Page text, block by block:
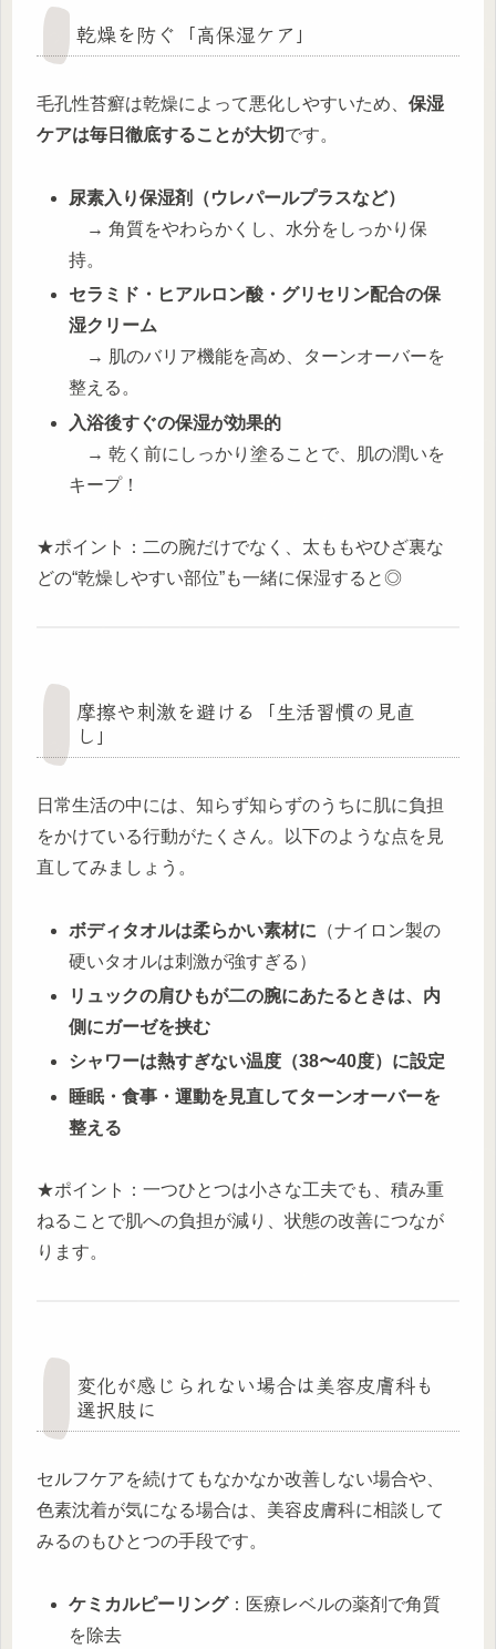
乾燥を防ぐ「高保湿ケア」
毛孔性苔癬は乾燥によって悪化しやすいため、 保湿
ケアは毎日徹底することが大切 です。
尿素入り保湿剤（ウレパールプラスなど）
→ 角質をやわらかくし、水分をしっかり保
持。
セラミド・ヒアルロン酸・グリセリン配合の保
湿クリーム
→ 肌のバリア機能を高め、ターンオーバーを
整える。
入浴後すぐの保湿が効果的
→ 乾く前にしっかり塗ることで、肌の潤いを
キープ！
★ポイント：二の腕だけでなく、太ももやひざ裏な
どの“乾燥しやすい部位”も一緒に保湿すると◎
摩擦や刺激を避ける「生活習慣の見直
し」
日常生活の中には、知らず知らずのうちに肌に負担
をかけている行動がたくさん。以下のような点を見
直してみましょう。
ボディタオルは柔らかい素材に （ナイロン製の
硬いタオルは刺激が強すぎる）
リュックの肩ひもが二の腕にあたるときは、内
側にガーゼを挟む
シャワーは熱すぎない温度（38〜40度）に設定
睡眠・食事・運動を見直してターンオーバーを
整える
★ポイント：一つひとつは小さな工夫でも、積み重
ねることで肌への負担が減り、状態の改善につなが
ります。
変化が感じられない場合は美容皮膚科も
選択肢に
セルフケアを続けてもなかなか改善しない場合や、
色素沈着が気になる場合は、美容皮膚科に相談して
みるのもひとつの手段です。
ケミカルピーリング：医療レベルの薬剤で角質
を除去